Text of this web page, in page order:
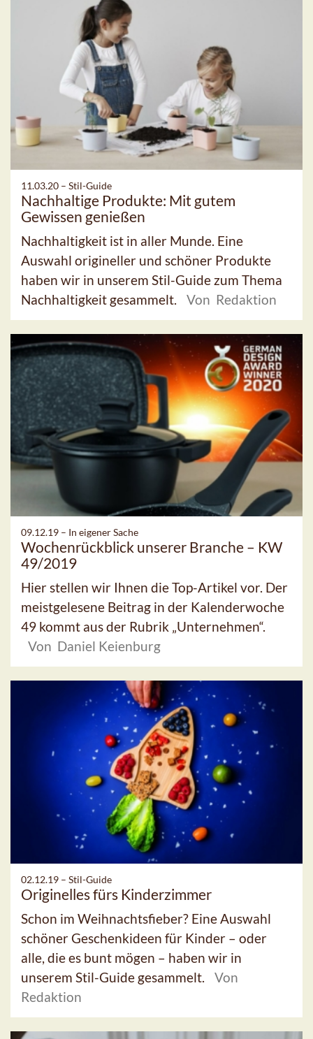
11.03.20 – Stil-Guide
Nachhaltige Produkte: Mit gutem
Gewissen genießen
Nachhaltigkeit ist in aller Munde. Eine
Auswahl origineller und schöner Produkte
haben wir in unserem Stil-Guide zum Thema
Nachhaltigkeit gesammelt.
Von Redaktion
09.12.19 – In eigener Sache
Wochenrückblick unserer Branche – KW
49/2019
Hier stellen wir Ihnen die Top-Artikel vor. Der
meistgelesene Beitrag in der Kalenderwoche
49 kommt aus der Rubrik „Unternehmen“.
Von Daniel Keienburg
02.12.19 – Stil-Guide
Originelles fürs Kinderzimmer
Schon im Weihnachtsfieber? Eine Auswahl
schöner Geschenkideen für Kinder – oder
alle, die es bunt mögen – haben wir in
unserem Stil-Guide gesammelt.
Von
Redaktion